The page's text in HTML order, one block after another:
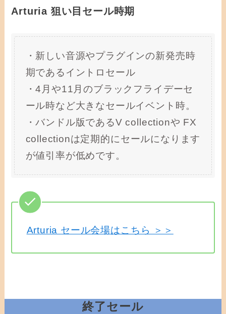
Arturia 狙い目セール時期
・新しい音源やプラグインの新発売時
期であるイントロセール
・4月や11月のブラックフライデーセ
ール時など大きなセールイベント時。
・バンドル版であるV collectionや FX
collectionは定期的にセールになります
が値引率が低めです。
Arturia セール会場はこちら ＞＞
終了セール